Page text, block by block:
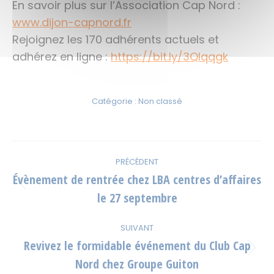
En savoir plus sur l’Association Cap Nord :
www.dijon-capnord.fr
Rejoignez les 170 adhérents actuels et
adhérez en ligne :https://bit.ly/3Qlqqgk
Catégorie : Non classé
article
PRÉCÉDENT
Article
précédent
:
Évènement de rentrée chez LBA centres d’affaires
le 27 septembre
SUIVANT
Article
Revivez le formidable événement du Club Cap
Nord chez Groupe Guiton